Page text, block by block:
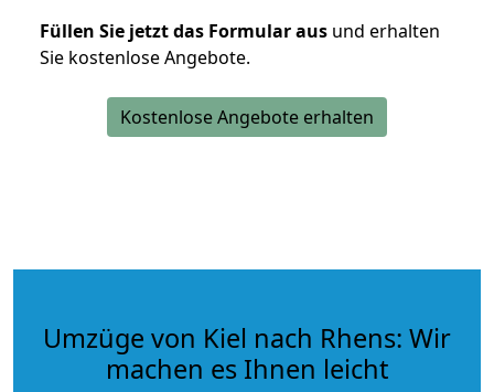
Füllen Sie jetzt das Formular aus und erhalten
Sie kostenlose Angebote.
Kostenlose Angebote erhalten
Umzüge von Kiel nach Rhens: Wir
machen es Ihnen leicht